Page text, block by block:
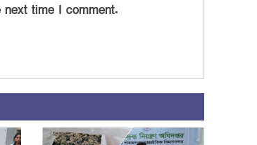
time I comment.